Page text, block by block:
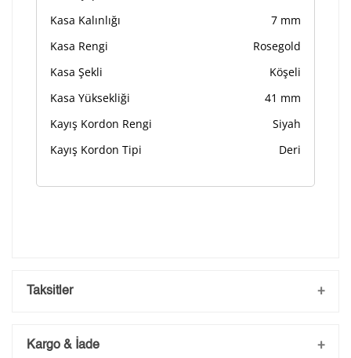
Kasa Kalınlığı
7 mm
Kasa Rengi
Rosegold
Kasa Şekli
Köşeli
Kasa Yüksekliği
41 mm
Kayış Kordon Rengi
Siyah
Kayış Kordon Tipi
Deri
Taksitler
Kargo & İade